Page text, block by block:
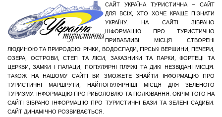
САЙТ УКРАЇНА ТУРИСТИЧНА – САЙТ
ДЛЯ ВСІХ, ХТО ХОЧЕ КРАЩЕ ПІЗНАТИ
УКРАЇНУ. НА САЙТІ ЗІБРАНО
ІНФОРМАЦІЮ ПРО ТУРИСТИЧНО
ПРИВАБЛИВІ МІСЦЯ СТВОРЕНІ
ЛЮДИНОЮ ТА ПРИРОДОЮ: РІЧКИ, ВОДОСПАДИ, ГІРСЬКІ ВЕРШИНИ, ПЕЧЕРИ,
ОЗЕРА, ОСТРОВИ, СТЕП ТА ЛІСИ, ЗАКАЗНИКИ ТА ПАРКИ, ФОРТЕЦІ ТА
ЦЕРКВИ, ЗАМКИ І ПАЛАЦИ, ПОПУЛЯРНІ ПЛЯЖІ ТА ДИКІ НЕЗВІДАНІ МІСЦЯ.
ТАКОЖ НА НАШОМУ САЙТІ ВИ ЗМОЖЕТЕ ЗНАЙТИ ІНФОРМАЦІЮ ПРО
ТУРИСТИЧНІ МАРШРУТИ, НАЙПОПУЛЯРНІШІ МІСЦЯ ДЛЯ ЗЕЛЕНОГО
ТУРИЗМУ; ІНФОРМАЦІЮ ПРО РИБОЛОВЛЮ ТА ПОЛЮВАННЯ. ОКРІМ ТОГО НА
САЙТІ ЗІБРАНО ІНФОРМАЦІЮ ПРО ТУРИСТИЧНІ БАЗИ ТА ЗЕЛЕНІ САДИБИ.
САЙТ ДИНАМІЧНО РОЗВИВАЄТЬСЯ.